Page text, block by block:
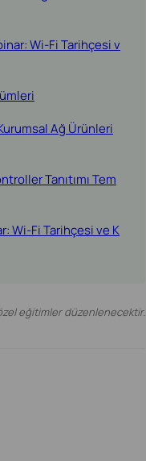
Wi-Fi Tarihçesi v
Ağ Ürünleri
Tanıtımı Tem
Wi-Fi Tarihçesi ve K
eğitimler düzenlenecektir.